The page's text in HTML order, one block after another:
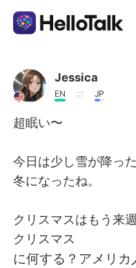
Language
AI Grammar
Español
Jessica
EN JP
超眠い〜
今日は少し雪が降っ
冬になったね。
クリスマスはもう来
クリスマス
に何する？アメリ